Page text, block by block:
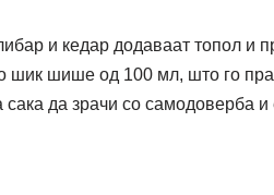
и кедар додаваат топол и
шик шише од 100 мл, што го
да зрачи со самодоверба и